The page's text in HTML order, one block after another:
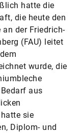
hatte die
die heute den
der Friedrich-
(FAU) leitet
wurde, die
aus
sie
Diplom- und